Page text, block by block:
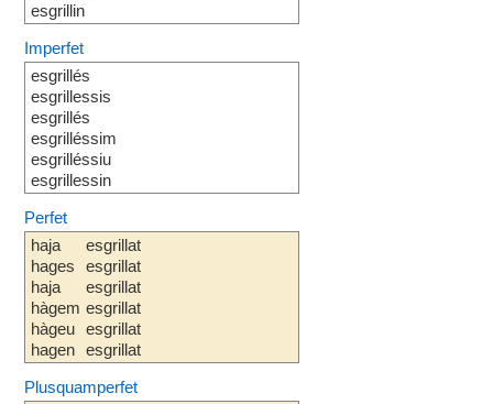
esgrillin
Imperfet
esgrillés
esgrillessis
esgrillés
esgrilléssim
esgrilléssiu
esgrillessin
Perfet
haja
hages
haja
hàgem
hàgeu
hagen
esgrillat
esgrillat
esgrillat
esgrillat
esgrillat
esgrillat
Plusquamperfet